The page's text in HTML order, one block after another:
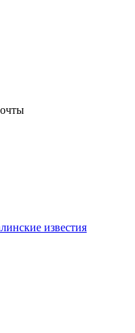
известия